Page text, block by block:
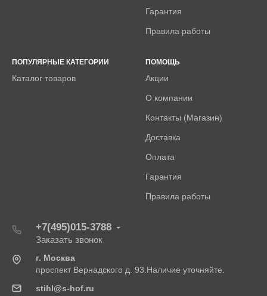
Гарантия
Правила работы
ПОПУЛЯРНЫЕ КАТЕГОРИИ
Каталог товаров
ПОМОЩЬ
Акции
О компании
Контакты (Магазин)
Доставка
Оплата
Гарантия
Правила работы
+7(495)015-3788
Заказать звонок
г. Москва
проспект Вернадского д. 93.Наличие уточняйте.
stihl@s-hof.ru